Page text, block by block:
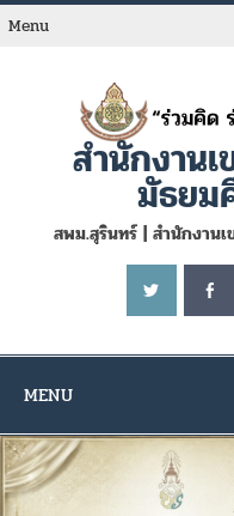
Skip
toMenu
สำนักงาน
มัธยม
สพม.สุรินทร์ | สำนักงาน
MENU